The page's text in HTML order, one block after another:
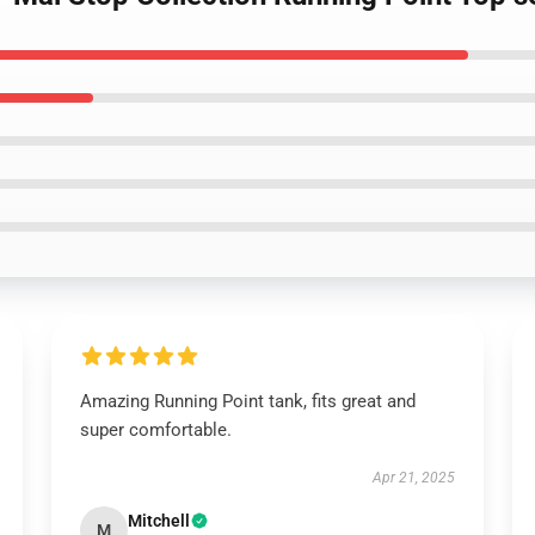
Amazing Running Point tank, fits great and
super comfortable.
Apr 21, 2025
M Mitchell